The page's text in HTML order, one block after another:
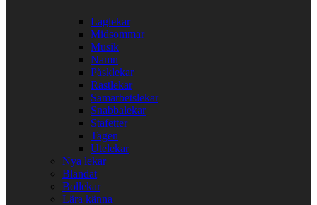
Laglekar
Midsommar
Musik
Namn
Påsklekar
Rastlekar
Samarbetslekar
Snabbalekar
Stafetter
Tagen
Utelekar
Nya lekar
Blandat
Bollekar
Lära känna